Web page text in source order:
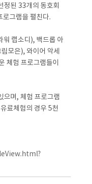
정된 33개의 동호회
로그램을 펼친다.
워 랩소디), 백드롭 아
모은), 와이어 악세
체험 프로그램들이
으며, 체험 프로그램
료체험의 경우 5천